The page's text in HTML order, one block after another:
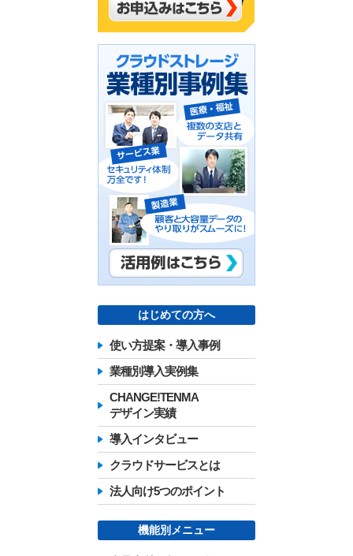
はじめての方へ
使い方提案・導入事例
業種別導入実例集
CHANGE!TENMA
デザイン実績
導入インタビュー
クラウドサービスとは
法人向け5つのポイント
機能別メニュー